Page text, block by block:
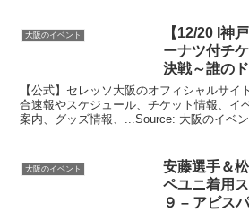
大阪のイベント
【12/20 I神
ーナツ付チ
決戦～誰の
ン …
【公式】セレッソ大阪のオフィシャルサイ
合速報やスケジュール、チケット情報、イ
案内、グッズ情報、...Source: 大阪のイベ
大阪のイベント
安藤選手＆
ペユニ着用
９ – アビス